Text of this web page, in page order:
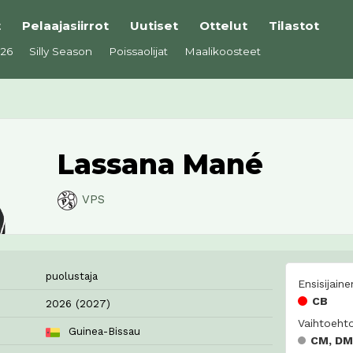
Pelaajasiirrot Uutiset Ottelut Tilastot
Silly Season Poissaolijat Maalikoosteet
Lassana Mané
VPS
puolustaja
2026 (2027)
Guinea-Bissau
CB
CM, DM